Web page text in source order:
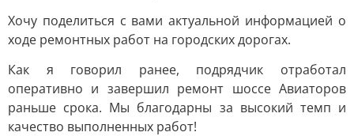
Хочу поделиться с вами актуальной информацией о
ходе ремонтных работ на городских дорогах.
Как я говорил ранее, подрядчик отработал
оперативно и завершил ремонт шоссе Авиаторов
раньше срока. Мы благодарны за высокий темп и
качество выполненных работ!